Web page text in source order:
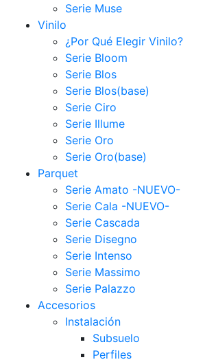
Serie Muse
Vinilo
¿Por Qué Elegir Vinilo?
Serie Bloom
Serie Blos
Serie Blos(base)
Serie Ciro
Serie Illume
Serie Oro
Serie Oro(base)
Parquet
Serie Amato -NUEVO-
Serie Cala -NUEVO-
Serie Cascada
Serie Disegno
Serie Intenso
Serie Massimo
Serie Palazzo
Accesorios
Instalación
Subsuelo
Perfiles